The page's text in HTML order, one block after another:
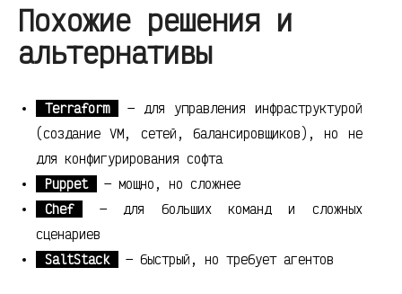
Похожие решения и
альтернативы
Terraform
— для управления инфраструктурой
(создание VM, сетей, балансировщиков), но не
для конфигурирования софта
Puppet
— мощно, но сложнее
Chef
— для больших команд и сложных
сценариев
SaltStack
— быстрый, но требует агентов